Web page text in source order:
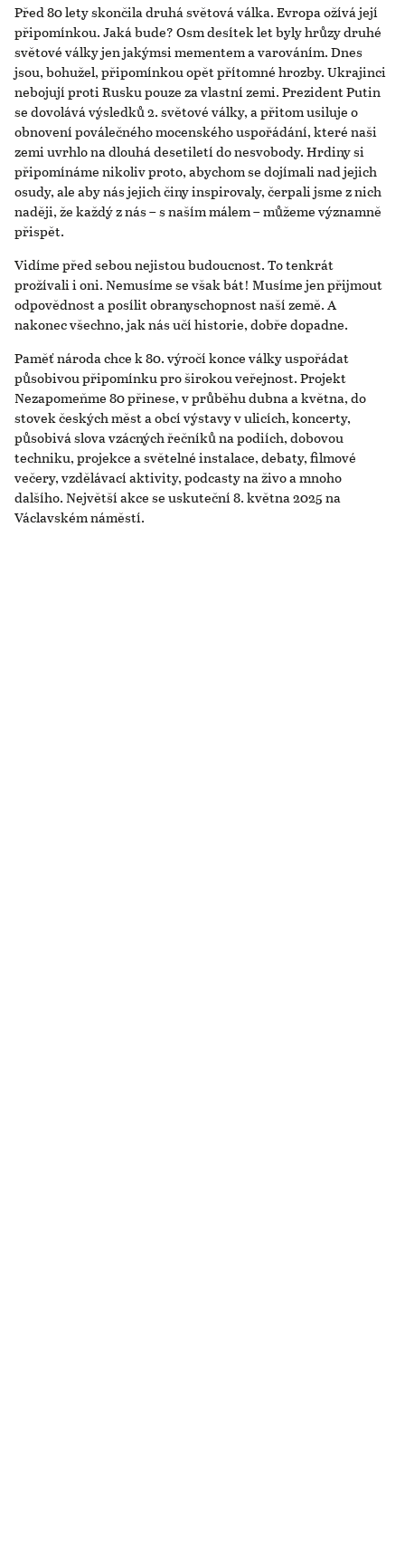
Před 80 lety skončila druhá světová válka. Evropa ožívá její
připomínkou. Jaká bude? Osm desítek let byly hrůzy druhé
světové války jen jakýmsi mementem a varováním. Dnes
jsou, bohužel, připomínkou opět přítomné hrozby. Ukrajinci
nebojují proti Rusku pouze za vlastní zemi. Prezident Putin
se dovolává výsledků 2. světové války, a přitom usiluje o
obnovení poválečného mocenského uspořádání, které naši
zemi uvrhlo na dlouhá desetiletí do nesvobody. Hrdiny si
připomínáme nikoliv proto, abychom se dojímali nad jejich
osudy, ale aby nás jejich činy inspirovaly, čerpali jsme z nich
naději, že každý z nás – s naším málem – můžeme významně
přispět.
Vidíme před sebou nejistou budoucnost. To tenkrát
prožívali i oni. Nemusíme se však bát! Musíme jen přijmout
odpovědnost a posílit obranyschopnost naší země. A
nakonec všechno, jak nás učí historie, dobře dopadne.
Paměť národa chce k 80. výročí konce války uspořádat
působivou připomínku pro širokou veřejnost. Projekt
Nezapomeňme 80 přinese, v průběhu dubna a května, do
stovek českých měst a obcí výstavy v ulicích, koncerty,
působivá slova vzácných řečníků na podiích, dobovou
techniku, projekce a světelné instalace, debaty, filmové
večery, vzdělávací aktivity, podcasty na živo a mnoho
dalšího. Největší akce se uskuteční 8. května 2025 na
Václavském náměstí.